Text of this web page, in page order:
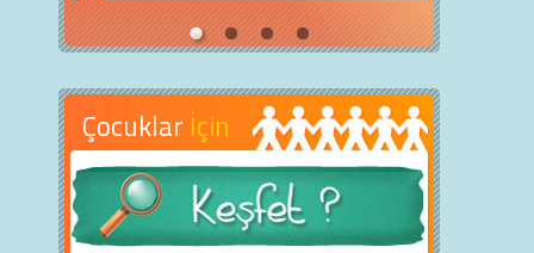
Çocuklar İçin